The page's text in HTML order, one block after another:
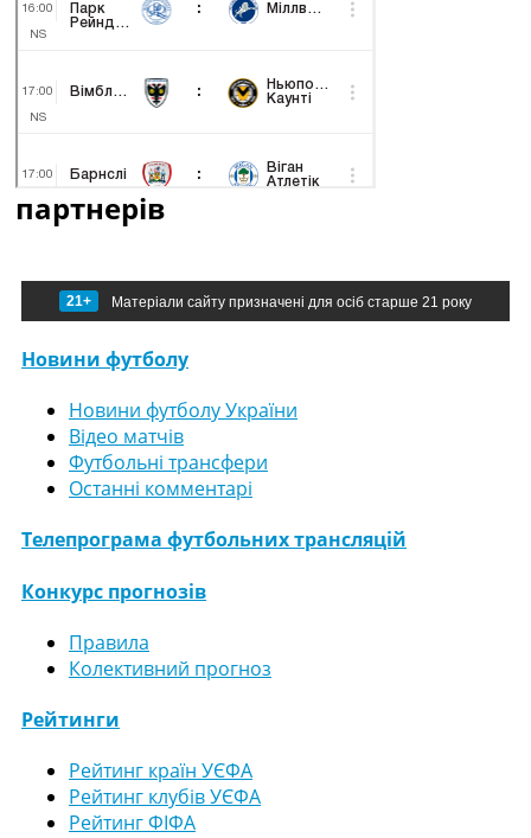
партнерів
21+ Матеріали сайту призначені для осіб старше 21 року
Новини футболу
Новини футболу України
Відео матчів
Футбольні трансфери
Останні комментарі
Телепрограма футбольних трансляцій
Конкурс прогнозів
Правила
Колективний прогноз
Рейтинги
Рейтинг країн УЄФА
Рейтинг клубів УЄФА
Рейтинг ФІФА